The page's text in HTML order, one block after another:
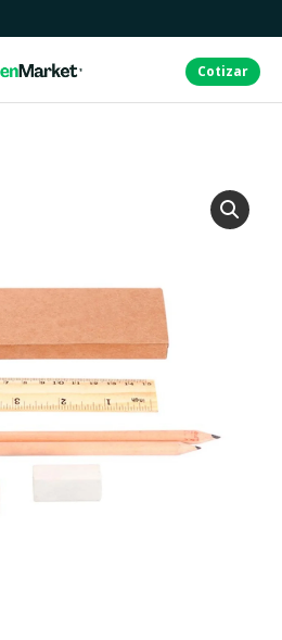
Cotizar